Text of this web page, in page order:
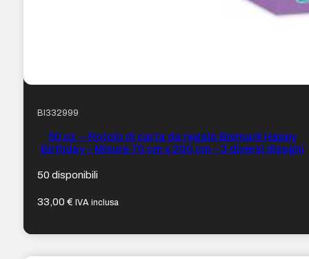
BI332999
50 pz. – Rotolo di carta da regalo Bismark Happy
Birthday – Misure 70 cm x 200 cm – 3 diversi disegni
50 disponibili
33,00€ IVA inclusa